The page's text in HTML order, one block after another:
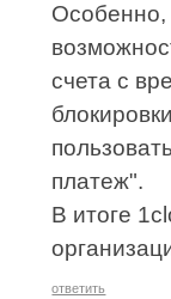
счета с
платеж".
В итоге
ответить